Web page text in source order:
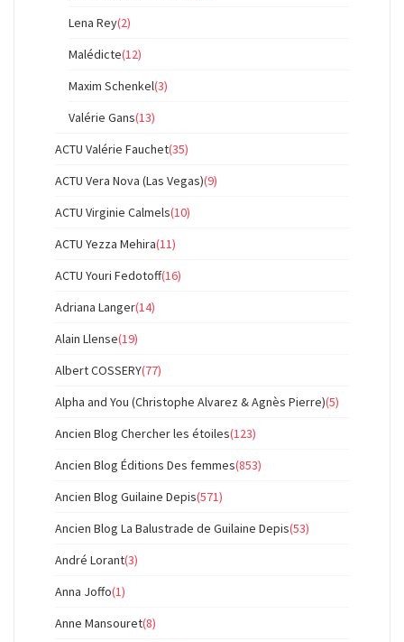
Lena Rey(2)
Malédicte(12)
Maxim Schenkel(3)
Valérie Gans(13)
ACTU Valérie Fauchet(35)
ACTU Vera Nova (Las Vegas)(9)
ACTU Virginie Calmels(10)
ACTU Yezza Mehira(11)
ACTU Youri Fedotoff(16)
Adriana Langer(14)
Alain Llense(19)
Albert COSSERY(77)
Alpha and You (Christophe Alvarez & Agnès Pierre)(5)
Ancien Blog Chercher les étoiles(123)
Ancien Blog Éditions Des femmes(853)
Ancien Blog Guilaine Depis(571)
Ancien Blog La Balustrade de Guilaine Depis(53)
André Lorant(3)
Anna Joffo(1)
Anne Mansouret(8)